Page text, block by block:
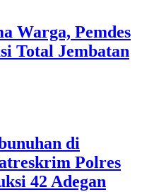
Warga, Pemdes
Total Jembatan
di
Polres
42 Adegan